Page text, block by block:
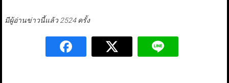
มีผู้อ่านข่าวนี้แล้ว 2524 ครั้ง